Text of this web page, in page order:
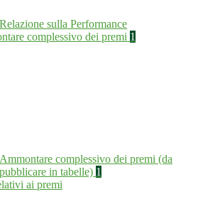
Relazione sulla Performance
complessivo dei premi 1
Ammontare complessivo dei premi (da
pubblicare in tabelle) 1
ai premi